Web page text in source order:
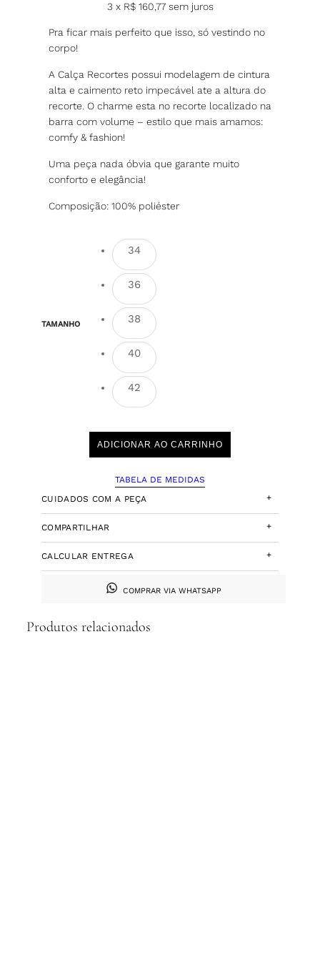
3 x R$160,77sem juros
Pra ficar mais perfeito que isso, só vestindo no
corpo!
A Calça Recortes possui modelagem de cintura
alta e caimento reto impecável ate a altura do
recorte. O charme esta no recorte localizado na
barra com volume – estilo que mais amamos:
comfy & fashion!
Uma peça nada óbvia que garante muito
conforto e elegância!
Composição: 100% poliéster
TAMANHO
34
36
38
40
42
ADICIONAR AO CARRINHO
TABELA DE MEDIDAS
CUIDADOS COM A PEÇA
+
COMPARTILHAR +
CALCULAR ENTREGA +
COMPRAR VIA WHATSAPP
Produtos relacionados